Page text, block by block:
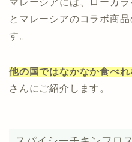
マレーシアには、ローカ
とマレーシアのコラボ商
す。
他の国ではなかなか食べれ
さんにご紹介します。